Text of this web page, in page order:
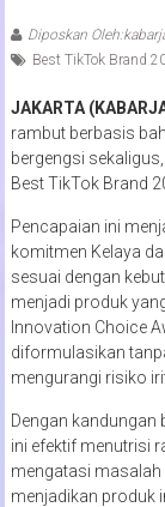
Diposkan
Best TikTok Brand
JAKARTA
rambut berbasis
bergengsi
Best TikTok Brand
Pencapaian ini
komitmen Kelaya
sesuai dengan
menjadi produk
Innovation Choice
diformulasikan
mengurangi risiko
Dengan
ini efektif menutrisi
mengatasi masalah
menjadikan produk